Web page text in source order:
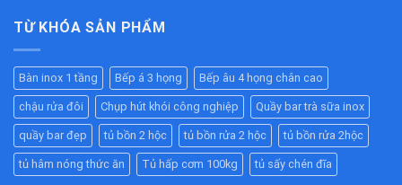
Quả
Cho
Nhà
Hàng,
Bếp
Ăn
Công
Giải
Pháp
Chống
Tắc
Đường
Ống
Hiệu
Quả
304
Cao
Cấp
–
Bền
Đẹp,
Chịu
Lực
TỪ KHÓA SẢN PHẨM
Bàn inox 1 tầng Bếp á 3 họng Bếp âu 4 họng chân cao
chậu rửa đôi Chụp hút khói công nghiệp Quầy bar trà sữa inox
quầy bar đẹp tủ bồn 2 hộc tủ bồn rửa 2 hộc tủ bồn rửa 2hộc
tủ hâm nóng thức ăn Tủ hấp cơm 100kg tủ sấy chén đĩa